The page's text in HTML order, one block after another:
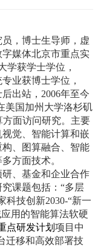
，博士生导师，虚
媒体北京市重点实
学获学士学位，
业获博士学位，
出站，2006年至今
美国加州大学洛杉矶
面访问研究。主要
觉、智能计算和嵌
、图算融合、智能
方面技术。
、基金和企业合作
课题包括：“多层
科技创新2030-“新一
用的智能算法软硬
点研发计划项目中
迁移和高效部署技